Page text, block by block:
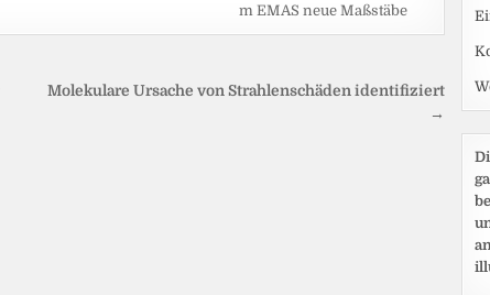
m EMAS neue Maßstäbe
Molekulare Ursache von Strahlenschäden identifiziert
→